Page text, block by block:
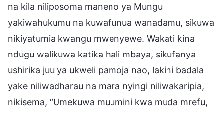
na kila niliposoma maneno ya Mungu
yakiwahukumu na kuwafunua wanadamu, sikuwa
nikiyatumia kwangu mwenyewe. Wakati kina
ndugu walikuwa katika hali mbaya, sikufanya
ushirika juu ya ukweli pamoja nao, lakini badala
yake niliwadharau na mara nyingi niliwakaripia,
nikisema, “Umekuwa muumini kwa muda mrefu,